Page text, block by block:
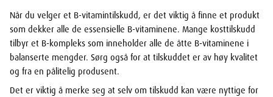
Når du velger et B-vitamintilskudd, er det viktig å finne et produkt
som dekker alle de essensielle B-vitaminene. Mange kosttilskudd
tilbyr et B-kompleks som inneholder alle de åtte B-vitaminene i
balanserte mengder. Sørg også for at tilskuddet er av høy kvalitet
og fra en pålitelig produsent.
Det er viktig å merke seg at selv om tilskudd kan være nyttige for